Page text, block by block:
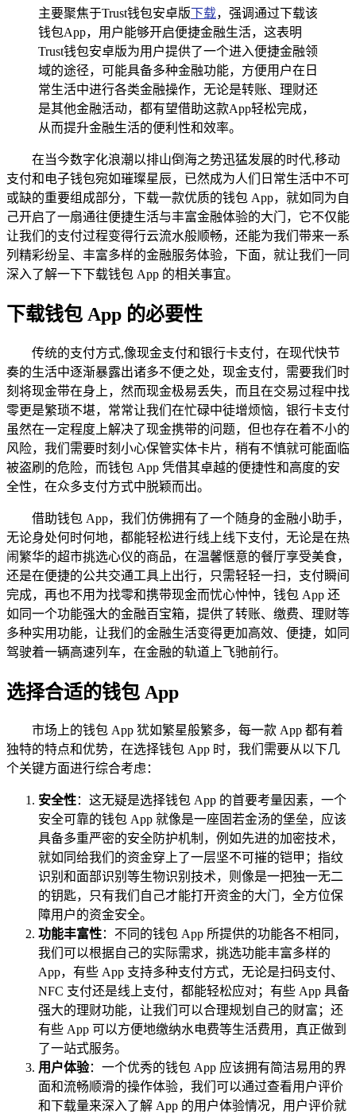
主要聚焦于Trust钱包安卓版下载，强调通过下载该
钱包App，用户能够开启便捷金融生活，这表明
Trust钱包安卓版为用户提供了一个进入便捷金融领
域的途径，可能具备多种金融功能，方便用户在日
常生活中进行各类金融操作，无论是转账、理财还
是其他金融活动，都有望借助这款App轻松完成，
从而提升金融生活的便利性和效率。
在当今数字化浪潮以排山倒海之势迅猛发展的时代,移动
支付和电子钱包宛如璀璨星辰，已然成为人们日常生活中不可
或缺的重要组成部分，下载一款优质的钱包 App，就如同为自
己开启了一扇通往便捷生活与丰富金融体验的大门，它不仅能
让我们的支付过程变得行云流水般顺畅，还能为我们带来一系
列精彩纷呈、丰富多样的金融服务体验，下面，就让我们一同
深入了解一下下载钱包 App 的相关事宜。
下载钱包 App 的必要性
传统的支付方式,像现金支付和银行卡支付，在现代快节
奏的生活中逐渐暴露出诸多不便之处，现金支付，需要我们时
刻将现金带在身上，然而现金极易丢失，而且在交易过程中找
零更是繁琐不堪，常常让我们在忙碌中徒增烦恼，银行卡支付
虽然在一定程度上解决了现金携带的问题，但也存在着不小的
风险，我们需要时刻小心保管实体卡片，稍有不慎就可能面临
被盗刷的危险，而钱包 App 凭借其卓越的便捷性和高度的安
全性，在众多支付方式中脱颖而出。
借助钱包 App，我们仿佛拥有了一个随身的金融小助手，
无论身处何时何地，都能轻松进行线上线下支付，无论是在热
闹繁华的超市挑选心仪的商品，在温馨惬意的餐厅享受美食，
还是在便捷的公共交通工具上出行，只需轻轻一扫，支付瞬间
完成，再也不用为找零和携带现金而忧心忡忡，钱包 App 还
如同一个功能强大的金融百宝箱，提供了转账、缴费、理财等
多种实用功能，让我们的金融生活变得更加高效、便捷，如同
驾驶着一辆高速列车，在金融的轨道上飞驰前行。
选择合适的钱包 App
市场上的钱包 App 犹如繁星般繁多，每一款 App 都有着
独特的特点和优势，在选择钱包 App 时，我们需要从以下几
个关键方面进行综合考虑：
安全性：这无疑是选择钱包 App 的首要考量因素，一个
安全可靠的钱包 App 就像是一座固若金汤的堡垒，应该
具备多重严密的安全防护机制，例如先进的加密技术，
就如同给我们的资金穿上了一层坚不可摧的铠甲；指纹
识别和面部识别等生物识别技术，则像是一把独一无二
的钥匙，只有我们自己才能打开资金的大门，全方位保
障用户的资金安全。
功能丰富性：不同的钱包 App 所提供的功能各不相同，
我们可以根据自己的实际需求，挑选功能丰富多样的
App，有些 App 支持多种支付方式，无论是扫码支付、
NFC 支付还是线上支付，都能轻松应对；有些 App 具备
强大的理财功能，让我们可以合理规划自己的财富；还
有些 App 可以方便地缴纳水电费等生活费用，真正做到
了一站式服务。
用户体验：一个优秀的钱包 App 应该拥有简洁易用的界
面和流畅顺滑的操作体验，我们可以通过查看用户评价
和下载量来深入了解 App 的用户体验情况，用户评价就